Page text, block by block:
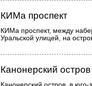
КИМа проспект
КИМа проспект, между
Уральской улицей, на
Канонерский остров